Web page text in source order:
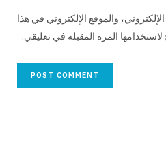
والموقع الإلكتروني في هذا
المرة المقبلة في تعليقي.